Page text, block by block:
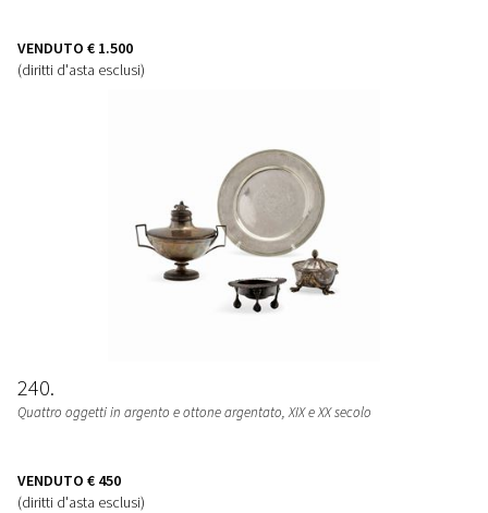
VENDUTO € 1.500
(diritti d'asta esclusi)
240
Quattro oggetti in argento e ottone argentato, XIX e XX secolo
VENDUTO € 450
(diritti d'asta esclusi)